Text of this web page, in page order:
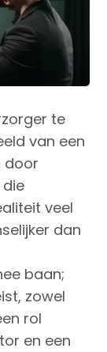
te
van een
door
veel
dan
baan;
zowel
rol
en een